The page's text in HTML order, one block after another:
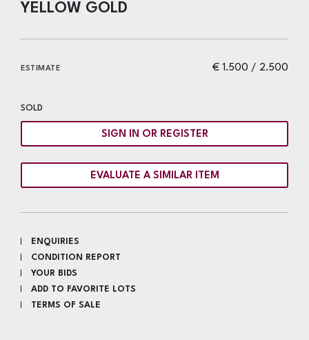
YELLOW GOLD
€ 1.500 / 2.500
ESTIMATE
SOLD
SIGN IN OR REGISTER
EVALUATE A SIMILAR ITEM
ENQUIRIES
CONDITION REPORT
YOUR BIDS
ADD TO FAVORITE LOTS
TERMS OF SALE